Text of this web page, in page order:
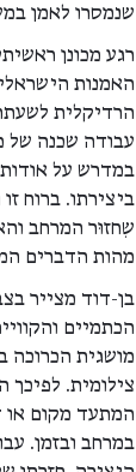
שנמסרו לאמן
רגע מכונן
הרדיקלית
עבודה שכנה של
במדרש על
ביצירתו. ברוח
שִחזוּר המרחב
מהות הדברים
בן-דוד מצייר
הכתמיים
מושגית הכרוכה
צילומית.
המתעד מקום או
במרחב ובזמן.